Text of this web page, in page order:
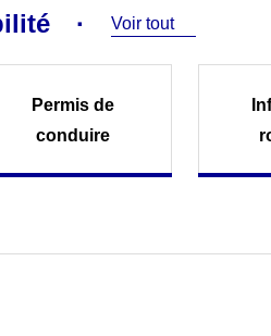
Voir tout
Permis de
conduire